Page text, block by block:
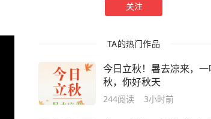
关注
TA的热门作品
今日立秋！暑去凉来，一
秋，你好秋天
244阅读 3小时前